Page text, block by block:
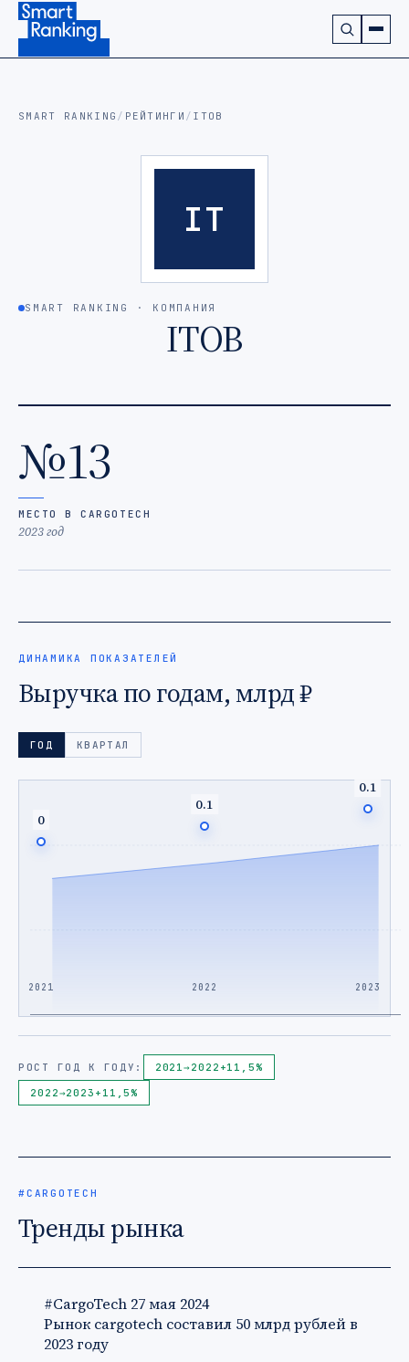
Подписаться на наш канал в Telegram (откроется в
SMART RANKING / РЕЙТИНГИ / ITOB
IT
SMART RANKING · КОМПАНИЯ
ITOB
№13
МЕСТО В CARGOTECH
2023 год
ДИНАМИКА ПОКАЗАТЕЛЕЙ
Выручка по годам, млрд ₽
ГОД КВАРТАЛ
0
0.1
0.1
2021 2022 2023
РОСТ ГОД К ГОДУ: 2021→ 2022 +11,5%
2022→2023 +11,5%
#CARGOTECH
Тренды рынка
#CargoTech 27 мая 2024
Рынок cargotech составил 50 млрд рублей в
2023 году